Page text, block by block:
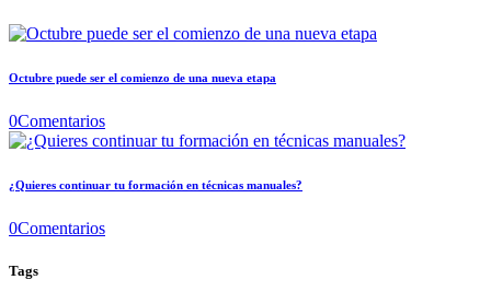
Octubre puede ser el comienzo de una nueva etapa
0Comentarios
¿Quieres continuar tu formación en técnicas manuales?
0Comentarios
Tags